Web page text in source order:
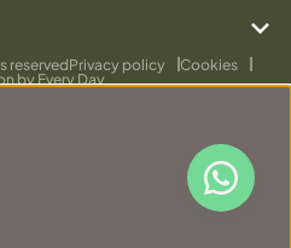
reservedPrivacy policy Cookies
by Every Day